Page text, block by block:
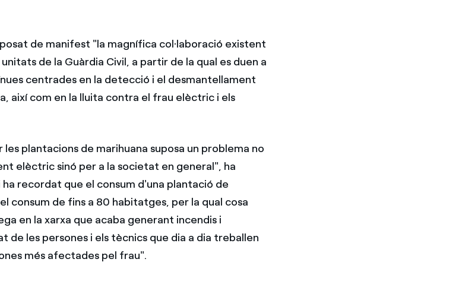
de manifest "la magnífica col·laboració existent
de la Guàrdia Civil, a partir de la qual es duen a
centrades en la detecció i el desmantellament
així com en la lluita contra el frau elèctric i els
plantacions de marihuana suposa un problema no
elèctric sinó per a la societat en general", ha
ha recordat que el consum d'una plantació de
consum de fins a 80 habitatges, per la qual cosa
en la xarxa que acaba generant incendis i
de les persones i els tècnics que dia a dia treballen
més afectades pel frau".